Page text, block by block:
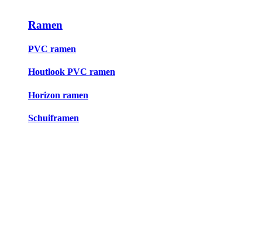
Ramen
PVC ramen
Houtlook PVC ramen
Horizon ramen
Schuiframen